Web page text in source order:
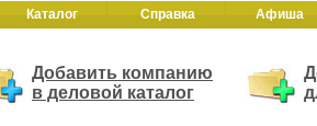
Каталог Справка Афиша
Добавить компанию
в деловой каталог